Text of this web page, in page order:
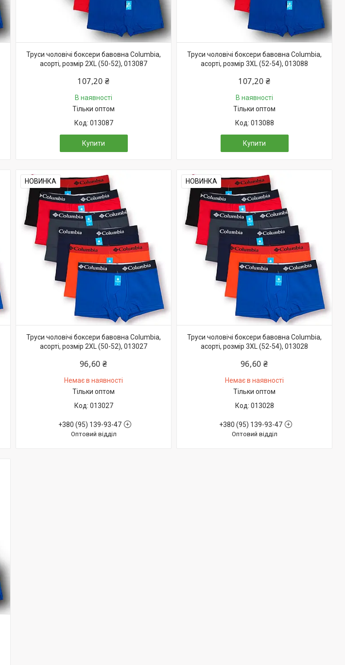
Труси чоловічі боксери бавовна Columbia,
асорті, розмір 2XL (50-52), 013087
107,20 ₴
В наявності
Тільки оптом
013087
Купити
Труси чоловічі боксери бавовна Columbia,
асорті, розмір 3XL (52-54), 013088
107,20 ₴
В наявності
Тільки оптом
013088
Купити
НОВИНКА
Труси чоловічі боксери бавовна Columbia,
асорті, розмір 2XL (50-52), 013027
96,60 ₴
Немає в наявності
Тільки оптом
013027
+380 (95) 139-93-47
Оптовий відділ
НОВИНКА
Труси чоловічі боксери бавовна Columbia,
асорті, розмір 3XL (52-54), 013028
96,60 ₴
Немає в наявності
Тільки оптом
013028
+380 (95) 139-93-47
Оптовий відділ